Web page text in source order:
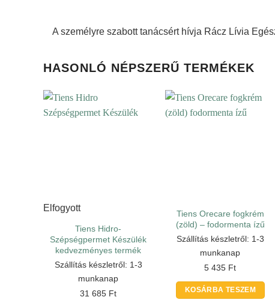
A személyre szabott tanácsért hívja Rácz Lívia
HASONLÓ NÉPSZERŰ TERMÉKEK
Elfogyott
Tiens Hidro-
Szépségpermet Készülék
kedvezményes termék
Szállítás készletről: 1-3
munkanap
31 685 Ft
Tiens Orecare fogkrém
(zöld) – fodormenta ízű
Szállítás készletről: 1-3
munkanap
5 435 Ft
KOSÁRBA TESZEM